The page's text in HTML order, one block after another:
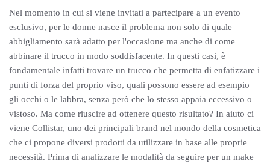
Nel momento in cui si viene invitati a partecipare a un evento
esclusivo, per le donne nasce il problema non solo di quale
abbigliamento sarà adatto per l'occasione ma anche di come
abbinare il trucco in modo soddisfacente. In questi casi, è
fondamentale infatti trovare un trucco che permetta di enfatizzare i
punti di forza del proprio viso, quali possono essere ad esempio
gli occhi o le labbra, senza però che lo stesso appaia eccessivo o
vistoso. Ma come riuscire ad ottenere questo risultato? In aiuto ci
viene Collistar, uno dei principali brand nel mondo della cosmetica
che ci propone diversi prodotti da utilizzare in base alle proprie
necessità. Prima di analizzare le modalità da seguire per un make